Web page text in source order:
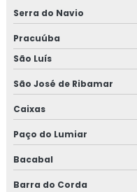
Serra do Navio
Pracuúba
São Luís
São José de Ribamar
Caixas
Paço do Lumiar
Bacabal
Barra do Corda